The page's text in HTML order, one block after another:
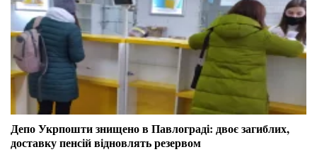
Депо Укрпошти знищено в Павлограді: двоє загиблих,
доставку пенсій відновлять резервом